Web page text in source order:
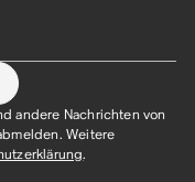
andere Nachrichten von
Weitere
.​